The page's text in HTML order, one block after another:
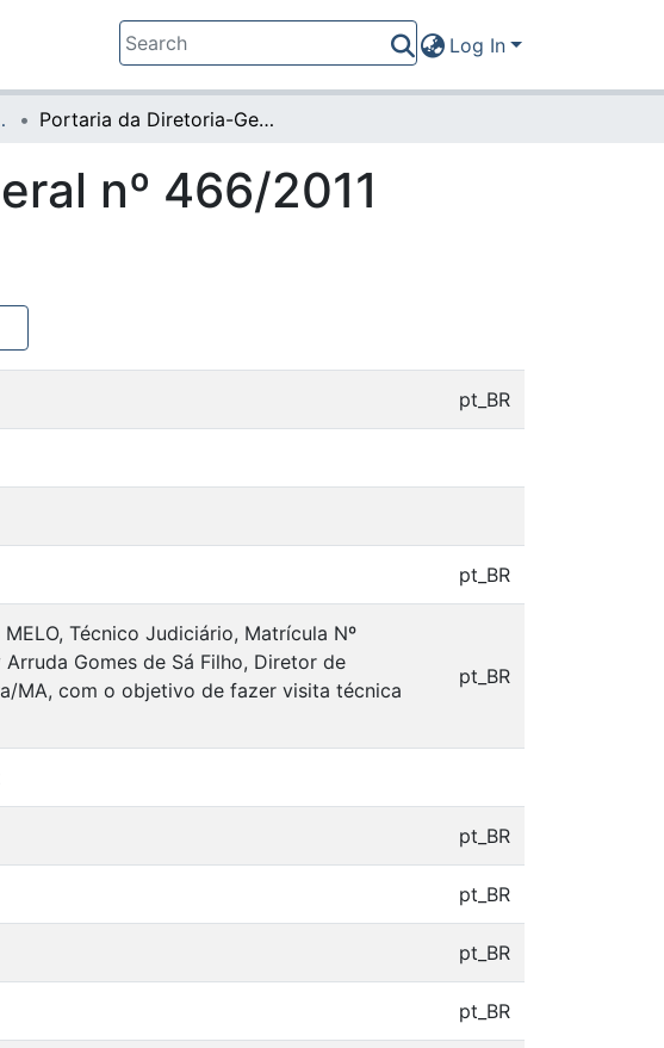
Log In
Geral Portaria da Diretoria-Geral nº 466/2011 (20113)
nº 466/2011
pt_BR
pt_BR
Técnico Judiciário, Matrícula Nº
Gomes de Sá Filho, Diretor de
MA, com o objetivo de fazer visita técnica
pt_BR
pt_BR
pt_BR
pt_BR
pt_BR